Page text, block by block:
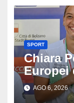
SPORT
Chiara
Europei
cinque
da
AGO 6, 2026